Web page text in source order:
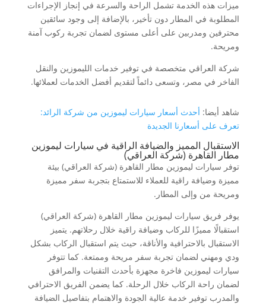
ميزات هذه الخدمة تشمل الراحة والسرعة في إنجاز الإجراءات
المطلوبة في المطار دون تأخير، بالإضافة إلى وجود سائقين
محترفين ومدربين على أعلى مستوى لضمان تجربة ركوب آمنة
ومريحة.
شركة العراقي متخصصة في توفير خدمات الليموزين والنقل
الفاخر في مصر، وتسعى دائماً لتقديم أفضل الخدمات لعملائها.
شاهد أيضا: أحدث أسعار سيارات ليموزين من شركة الرائد:
تعرف على أسعارنا الجديدة
الاستقبال المميز والضيافة الراقية في سيارات ليموزين
مطار القاهرة (شركة العراقي)
توفر سيارات ليموزين مطار القاهرة (شركة العراقي) بيئة
مميزة وضيافة راقية للعملاء للاستمتاع بتجربة سفر مميزة
ومريحة من وإلى المطار.
يوفر فريق سيارات ليموزين مطار القاهرة (شركة العراقي)
استقبالًا مميزًا للركاب وضيافة راقية خلال رحلاتهم. يتميز
الاستقبال بالاحترافية والأناقة، حيث يتم استقبال الركاب بشكل
ودي ومهني لضمان تجربة سفر مريحة وممتعة. كما تتوفر
سيارات ليموزين فاخرة مجهزة بأحدث التقنيات والمرافق
لضمان راحة الركاب خلال الرحلة. كما يضمن الفريق الاحترافي
والمدرب توفير خدمة عالية الجودة والاهتمام بتفاصيل الضيافة